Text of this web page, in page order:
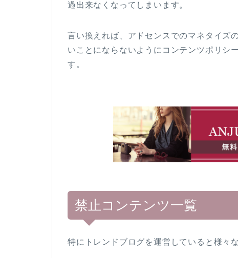
過出来なくなってしまいます。
言い換えれば、アドセンスでのマネタイズ
いことにならないようにコンテンツポリシ
す。
禁止コンテンツ一覧
特にトレンドブログを運営していると様々